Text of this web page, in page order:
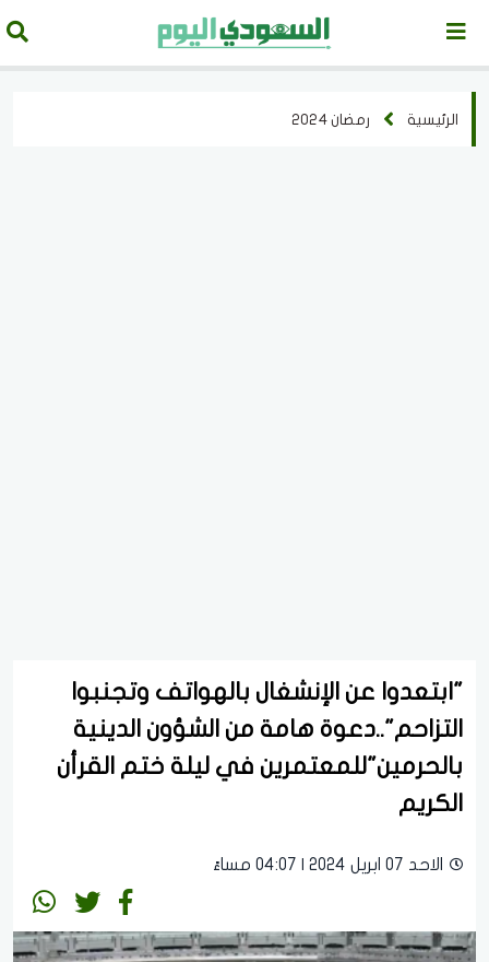
الرئيسية رمضان 2024
"ابتعدوا عن الإنشغال بالهواتف وتجنبوا
التزاحم"..دعوة هامة من الشؤون الدينية
بالحرمين"للمعتمرين في ليلة ختم القرأن
الكريم
الاحد 07 ابريل 2024 | 04:07 مساءً